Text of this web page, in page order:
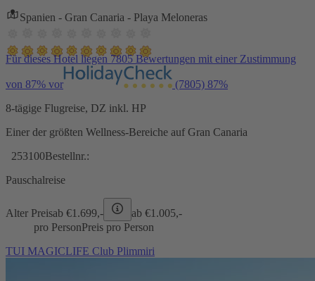
Spanien - Gran Canaria - Playa Meloneras
Für dieses Hotel liegen 7805 Bewertungen mit einer Zustimmung
von 87% vor (7805) 87%
8-tägige Flugreise, DZ inkl. HP
Einer der größten Wellness-Bereiche auf Gran Canaria
253100Bestellnr.:
Pauschalreise
Alter Preisab €1.699,- ab €1.005,-
pro PersonPreis pro Person
TUI MAGICLIFE Club Plimmiri